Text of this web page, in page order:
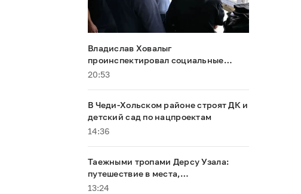
Владислав Ховалыг
проинспектировал социальные
объекты в Тандинском районе
20:53
В Чеди-Хольском районе строят ДК и
детский сад по нацпроектам
14:36
Таежными тропами Дерсу Узала:
путешествие в места,
напоминающие о герое Максима
13:24